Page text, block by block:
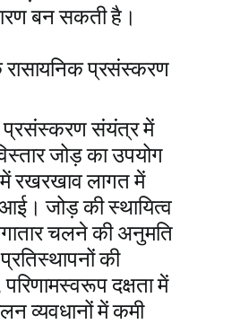
बन सकती है।
प्रसंस्करण
प्रसंस्करण संयंत्र में
जोड़ का उपयोग
रखरखाव लागत में
जोड़ की स्थायित्व
चलने की अनुमति
की
दक्षता में
व्यवधानों में कमी